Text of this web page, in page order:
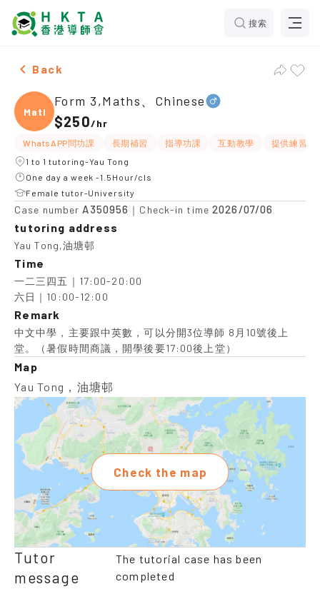
搜索
Male Form 3,Maths、Chinese，Yau Tong Tuition
Back
Maths
Form 3,Maths、Chinese
$250/hr
WhatsAPP問功課 長期補習 指導功課 互動教學
提供練習題
1 to 1 tutoring-Yau Tong
One day a week -1.5Hour/cls
Female tutor-University
Case number A350956 ｜Check-in time2026/07/06
tutoring address
Yau Tong,油塘邨
Time
一二三四五｜17:00-20:00
六日｜10:00-12:00
Remark
中文中學，主要跟中英數，可以分開3位導師 8月10號後上
堂。（暑假時間商議，開學後要17:00後上堂）
Map
Yau Tong，油塘邨
Check the map
Tutor
message
The tutorial case has been
completed